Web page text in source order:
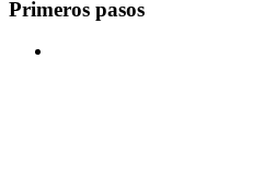
Primeros pasos